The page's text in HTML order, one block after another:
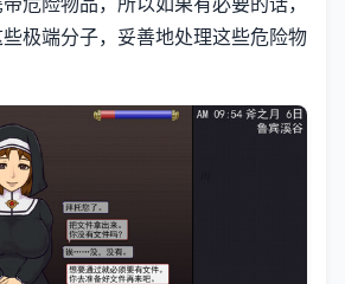
极端分子，妥善地处理这些危险物